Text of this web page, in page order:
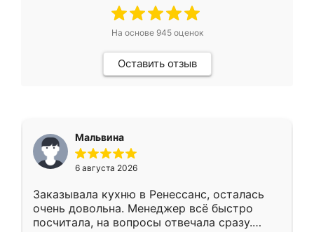
На основе 945оценок
Оставить отзыв
Мальвина
6 августа 2026
Заказывала кухню в Ренессанс, осталась
очень довольна. Менеджер всё быстро
посчитала, на вопросы отвечала сразу.